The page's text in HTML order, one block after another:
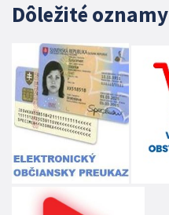
Dôležité oznamy